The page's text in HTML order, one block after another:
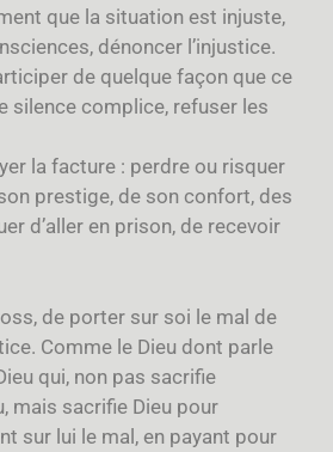
que la situation est injuste,
dénoncer l’injustice.
de quelque façon que ce
silence complice, refuser les
la facture : perdre ou risquer
prestige, de son confort, des
d’aller en prison, de recevoir
de porter sur soi le mal de
Comme le Dieu dont parle
qui, non pas sacrifie
mais sacrifie Dieu pour
sur lui le mal, en payant pour